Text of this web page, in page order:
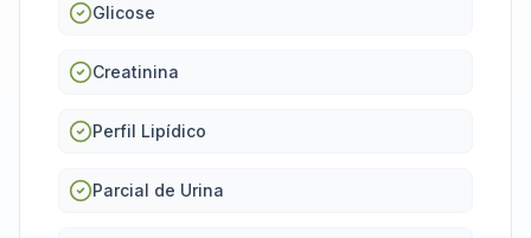
Glicose
Creatinina
Perfil Lipídico
Parcial de Urina